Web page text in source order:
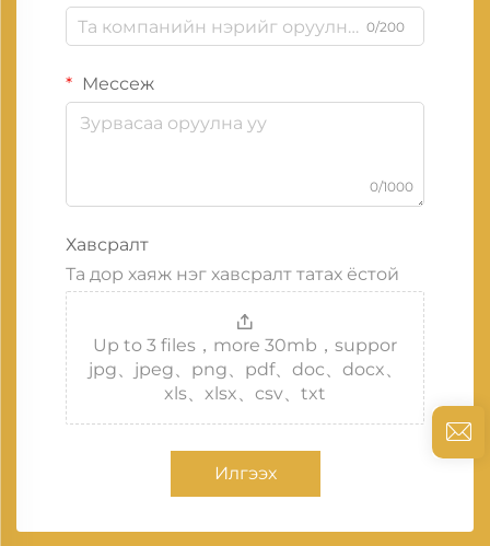
0/200
Мессеж
0/1000
Хавсралт
Та дор хаяж нэг хавсралт татах ёстой
Up to 3 files，more 30mb，suppor
jpg、jpeg、png、pdf、doc、docx、
xls、xlsx、csv、txt
Илгээх